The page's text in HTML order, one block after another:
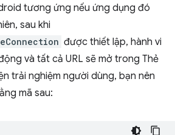
tương ứng nếu ứng dụng đó
sau khi
được thiết lập, hành vi
và tất cả URL sẽ mở trong Thẻ
trải nghiệm người dùng, bạn nên
mã sau: